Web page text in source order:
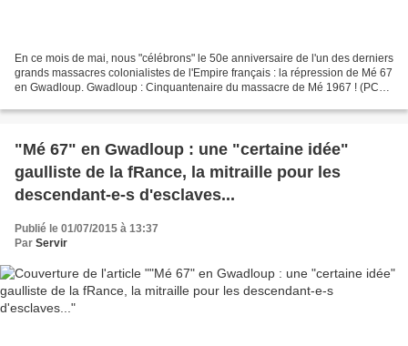
En ce mois de mai, nous "célébrons" le 50e anniversaire de l'un des derniers
grands massacres colonialistes de l'Empire français : la répression de Mé 67
en Gwadloup. Gwadloup : Cinquantenaire du massacre de Mé 1967 ! (PCM)
"Mé 67" en Gwadloup : une "certaine idée"
gaulliste de la fRance, la mitraille pour les
descendant-e-s d'esclaves...
Publié le 01/07/2015 à 13:37
Par Servir